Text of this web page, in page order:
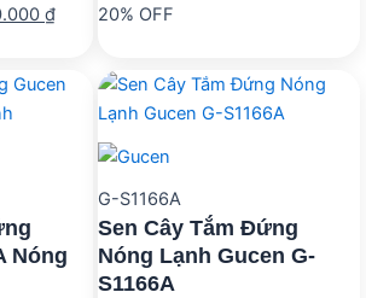
₫.
₫Giá
13.200.000 ₫.
4.660.000 ₫.
20% OFF
Nóng
G-S1166A
Sen Cây Tắm Đứng
Nóng Lạnh Gucen G-
S1166A